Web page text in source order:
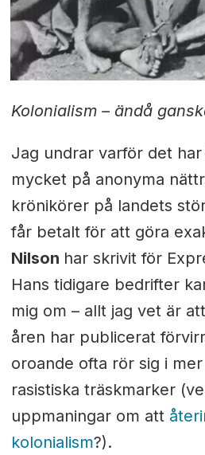
Kolonialism – ändå
Jag undrar varför det
mycket på anonyma
krönikörer på landets
får betalt för att göra
Nilson har skrivit för
Hans tidigare bedrifter
mig om – allt jag vet är
åren har publicerat
oroande ofta rör sig i
rasistiska träskmarker
uppmaningar om att
kolonialism?).